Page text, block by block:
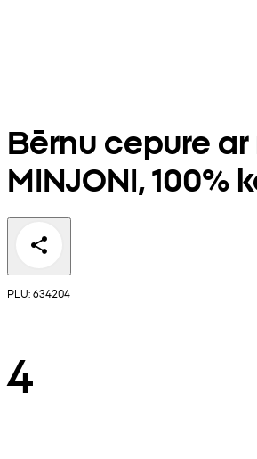
Bērnu cepure
MINJONI, 100%
PLU: 634204
4